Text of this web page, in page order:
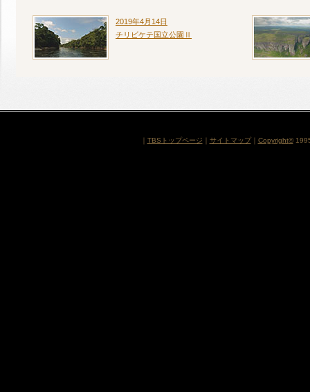
2019年4月14日
チリビケテ国立公園Ⅱ
TBSトップページ サイトマップ｜ Copyright©